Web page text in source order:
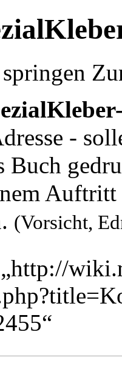
-
Buch
(Vorsicht,
http://
“